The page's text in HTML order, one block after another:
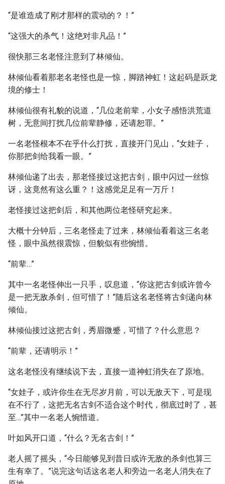
“是谁造成了刚才那样的震动的？！”
“这强大的杀气！这绝对非凡品！”
很快那三名老怪注意到了林倾仙。
林倾仙看着那老名老怪也是一惊，脚踏神虹！这起码是跃龙
境的修士！
林倾仙很有礼貌的说道，“几位老前辈，小女子感悟洪荒道
树，无意间打扰几位前辈静修，还请恕罪。”
一名老怪根本不在乎什么打扰，直接开门见山，“女娃子，
你那把剑给我看一眼。”
林倾仙递了出去，那老怪接过这把古剑，眼中闪过一丝惊
讶，这竟然有这么重？！这感觉足足有一万斤！
老怪接过这把剑后，和其他两位老怪研究起来。
大概十分钟后，三名老怪走了过来，林倾仙看着这三名老
怪，眼中虽然很震惊，但貌似有些惋惜。
“前辈…”
其中一名老怪伸出一只手，叹息道，“你这把古剑或许曾今
是一把无敌杀剑，但可惜了！”随后这名老怪将古剑递向林
倾仙。
林倾仙接过这把古剑，秀眉微蹙，可惜了？什么意思？
“前辈，还请明示！”
这名老怪没有继续说下去，直接一道神虹消失在了原地。
“女娃子，或许你生在无尽岁月前，可以无敌天下，可是现
在不行了，这把无名古剑不适合这个时代，彻底过时了，甚
至…”其中一名老人惋惜道。
叶如风开口道，“什么？无名古剑！”
老人摇了摇头，“今日能够见到昔日或许无敌的杀剑也算三
生有幸了。”说完这句话这名老人和旁边一名老人消失在了